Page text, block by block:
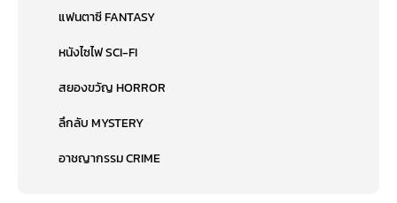
แฟนตาซี FANTASY
หนังไซไฟ SCI-FI
สยองขวัญ HORROR
ลึกลับ MYSTERY
อาชญากรรม CRIME